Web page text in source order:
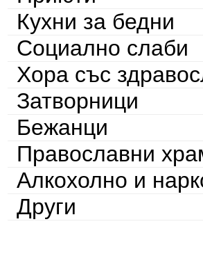
Кухни за бедни
Социално слаби
Хора със
Затворници
Бежанци
Православни
Алкохолно и
Други